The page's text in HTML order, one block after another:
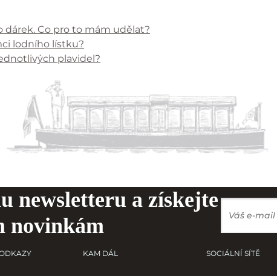
dárek. Co pro to mám udělat?
lodního lístku?
plavidel?
newsletteru a získejte
novinkám
KAM DÁL SOCIÁLNÍ SÍTĚ